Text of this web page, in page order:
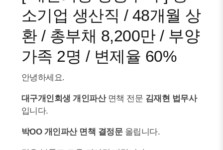
소기업 생산직 / 48개월 상
환 / 총부채 8,200만 / 부양
가족 2명 / 변제율 60%
안녕하세요.
대구개인회생 개인파산면책 전문 김재현 법무사
입니다.
박OO 개인파산 면책 결정문올립니다.